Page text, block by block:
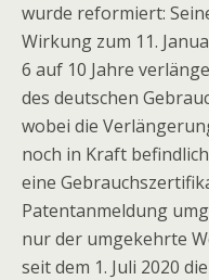
wurde reformiert:
Wirkung zum 11.
6 auf 10 Jahre
des deutschen
wobei die
noch in Kraft
eine
Patentanmeldung
nur der umgekehrte
seit dem 1. Juli 2020